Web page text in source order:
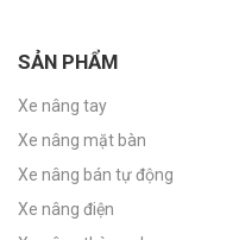
SẢN PHẨM
Xe nâng tay
Xe nâng mặt bàn
Xe nâng bán tự động
Xe nâng điện